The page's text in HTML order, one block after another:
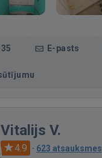
E-pasts
Vitalijs V.
4.9 · 623 atsauksmes